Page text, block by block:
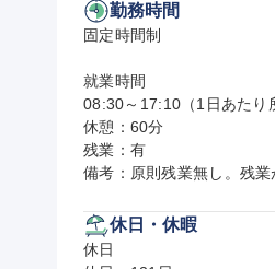
勤務時間
固定時間制
就業時間
08:30～17:10（1日あたり
休憩：60分
残業：有
備考：原則残業無し。残業
休日・休暇
休日